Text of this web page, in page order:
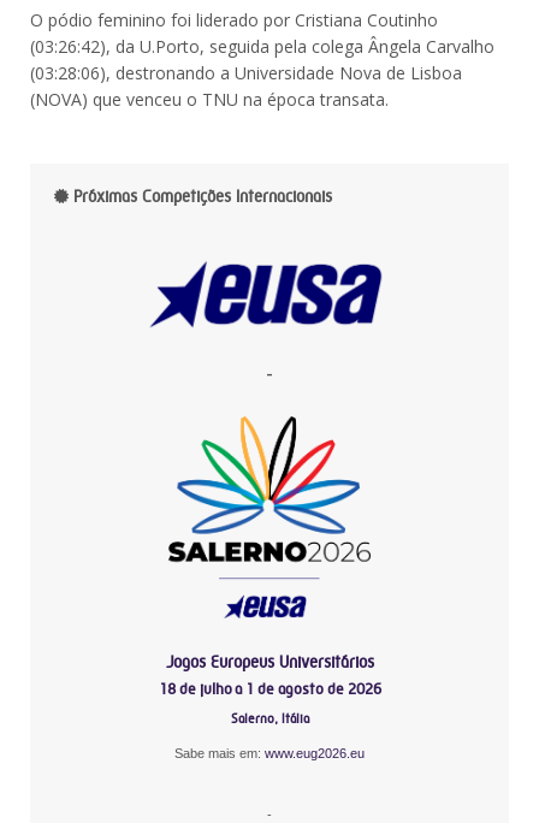
O pódio feminino foi liderado por Cristiana Coutinho
(03:26:42), da U.Porto, seguida pela colega Ângela Carvalho
(03:28:06), destronando a Universidade Nova de Lisboa
(NOVA) que venceu o TNU na época transata.
Próximas Competições Internacionais
-
Jogos Europeus Universitários
18 de julho a 1 de agosto de 2026
Salerno, Itália
Sabe mais em: www.eug2026.eu
-